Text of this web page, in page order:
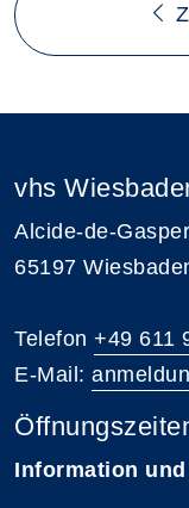
vhs
Alcide-de-
65197
Telefon +49 611
E-Mail:
Information